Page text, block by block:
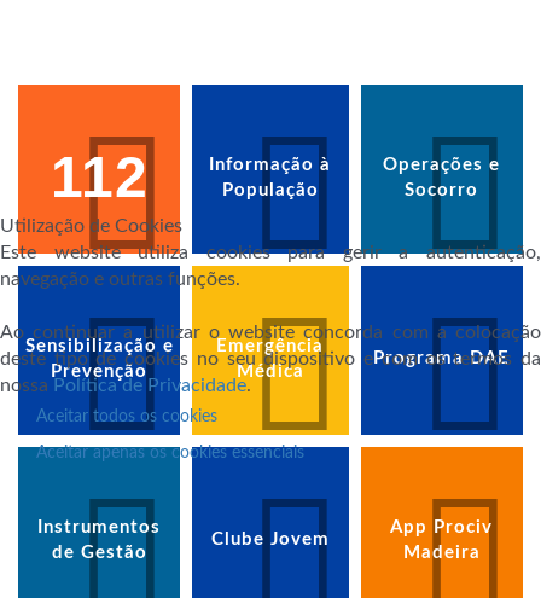
112
Informação à
População
Operações e
Socorro
Sensibilização e
Prevenção
Emergência
Médica
Programa DAE
Instrumentos
de Gestão
Clube Jovem
App Prociv
Madeira
Utilização de Cookies
Este website utiliza cookies para gerir a autenticação,
navegação e outras funções.
Ao continuar a utilizar o website concorda com a colocação
deste tipo de cookies no seu dispositivo e com os termos da
nossa Política de Privacidade.
Aceitar todos os cookies
Aceitar apenas os cookies essenciais